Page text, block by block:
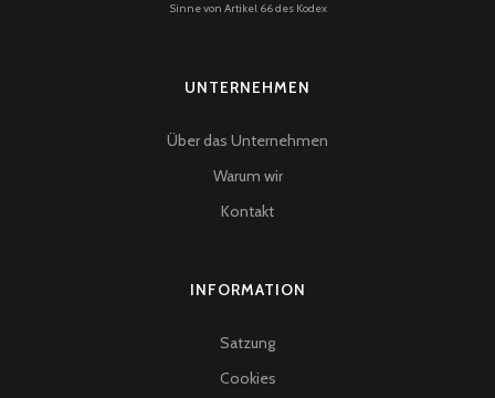
Sinne von Artikel 66 des Kodex
UNTERNEHMEN
Über das Unternehmen
Warum wir
Kontakt
INFORMATION
Satzung
Cookies